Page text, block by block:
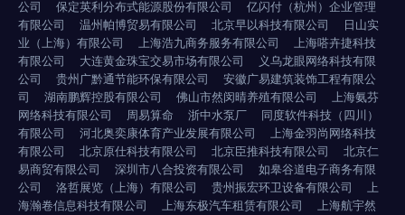
公司
保定英利分布式能源股份有限公司
亿闪付（杭州）企业管理
有限公司
温州帕博贸易有限公司 北京早以科技有限公司
日山实
业（上海）有限公司
上海浩九商务服务有限公司
上海嗒卉捷科技
有限公司
大连黄金珠宝交易市场有限公司
义乌龙眼网络科技有限
公司
贵州广黔通节能环保有限公司
安徽广易建筑装饰工程有限公
司
湖南鹏辉控股有限公司 佛山市然闵晴养殖有限公司
上海氨芬
网络科技有限公司
周易算命 浙中水泵厂
同度软件科技（四川）
有限公司
河北奥奕康体育产业发展有限公司
上海金羽尚网络科技
有限公司
北京原仕科技有限公司 北京臣推科技有限公司
北京仁
易商贸有限公司
深圳市八合投资有限公司
如皋谷道电子商务有限
公司
洛哲展览（上海）有限公司 贵州振宏环卫设备有限公司
上
海瀚卷信息科技有限公司
上海东极汽车租赁有限公司
上海航宇然